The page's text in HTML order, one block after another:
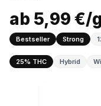
ab 5,99 €/g
Bestseller
Strong
25% THC Hybrid